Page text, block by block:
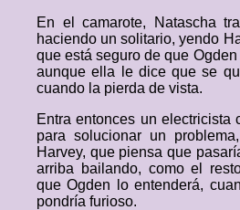
En el camarote, Natascha
haciendo un solitario, yendo
que está seguro de que
aunque ella le dice que se
cuando la pierda de vista.
Entra entonces un electricista
para solucionar un
Harvey, que piensa que
arriba bailando, como el
que Ogden lo entenderá,
pondría furioso.